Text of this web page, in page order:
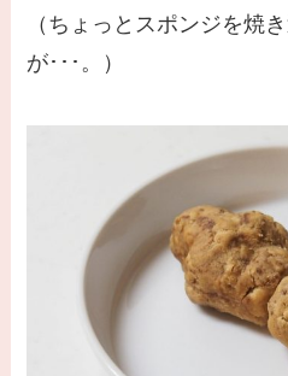
（ちょっとスポンジを焼
が･･･。）